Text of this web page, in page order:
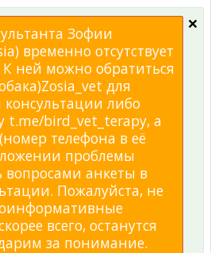
Зофии
временно отсутствует
ней можно обратиться
для
либо
t.me/bird_vet_terapy, а
телефона в её
проблемы
вопросами анкеты в
Пожалуйста, не
всего, останутся
за понимание.